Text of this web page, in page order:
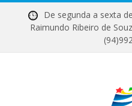
De segunda a
Raimundo Ribeiro de